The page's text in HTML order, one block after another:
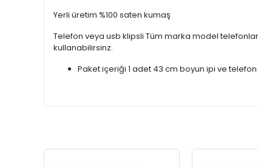
Yerli üretim %100 saten kumaş
Telefon veya usb klipsli Tüm marka model
kullanabilirsinz.
Paket içeriği 1 adet 43 cm boyun ipi ve telefon